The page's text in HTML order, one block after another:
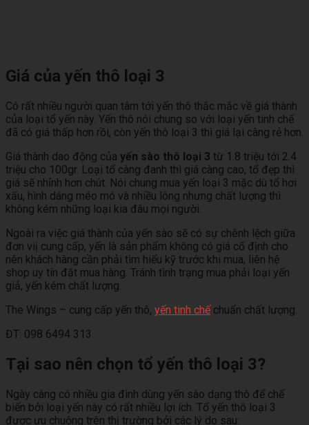
Giá của yến thô loại 3
Có rất nhiều người quan tâm tới yến thô thắc mắc về giá thành
của loại tổ yến này. Yến thô nói chung so với loại yến tinh chế
đã có giá thấp hơn rồi, còn yến thô loại 3 thì giá lại càng rẻ hơn.
Giá thành dao động của yến sào thô loại 3 từ 1.8 triệu tới 2.4
triệu cho 100gr. Loại tổ càng đanh thì giá càng cao, tổ đẹp thì
giá sẽ nhỉnh hơn chút. Nói chung mua yến loại 3 mặc dù tổ hơi
xấu, hình dáng méo mó và nhiều lông nhưng chất lượng thì
không kém những loại kia đâu mọi người.
Ngoài ra việc giá thành của yến sào sẽ có sự chênh lệch giữa
đơn viị cung cấp, yến là sản phẩm không có giá cố định cho
nên khách hàng cần phải tìm hiểu kỹ trước khi mua, liên hệ
shop uy tín đặt mua hàng. Tránh tình trạng mua phải loại yến
giả, yến kém chất lượng.
The Wings – cung cấp yến thô, yến tinh chếchuẩn chất lượng.
ĐT: 098 6494 313
Tại sao nên chọn tổ yến thô loại 3?
Ngày càng có nhiều gia đình dùng yến sào dạng thô để chế
biến bởi loại yến này có rất nhiều lợi ích. Tổ yến thô loại 3
được ưu chuộng trên thị trường bởi các lý do sau: